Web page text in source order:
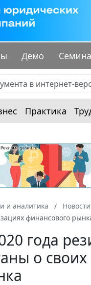
Демо
Практика
и аналитика Новости
финансового
года
о